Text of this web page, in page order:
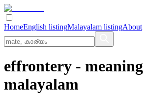
HomeEnglish listingMalayalam listingAbout
effrontery -
malayalam